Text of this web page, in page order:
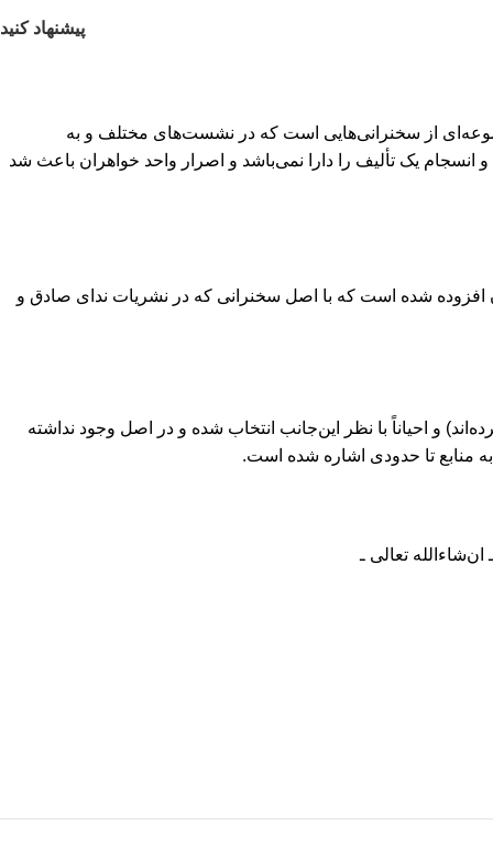
پیشنهاد کنید
از سخنرانی‌هایی است که در نشست‌های مختلف و به
یک تألیف را دارا نمی‌باشد و اصرار واحد خواهران باعث شد
آن افزوده شده است که با اصل سخنرانی که در نشریات ندای صادق و
و احیاناً با نظر این‌جانب انتخاب شده و در اصل وجود نداشته
منابع تا حدودی اشاره شده است.